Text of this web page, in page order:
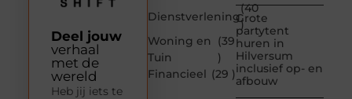
Dienstverlening
(40
)
Woning en
Tuin
(39
)
Financieel (29 )
Grote
partytent
huren in
Hilversum
inclusief op- en
afbouw
Deel jouw
verhaal
met de
wereld
Heb jij iets te